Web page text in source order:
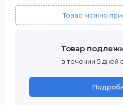
Товар можно
Товар
в течении 5 дней